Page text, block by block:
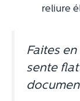
reliure
Faites
sente